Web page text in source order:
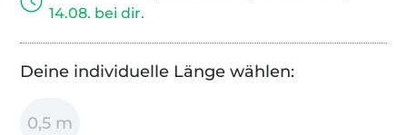
14.08. bei dir.
Deine individuelle Länge wählen:
0,5 m